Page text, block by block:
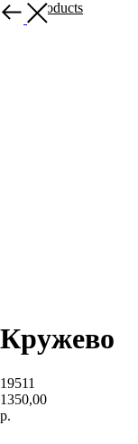
More products
Кружево
19511
1350,00
р.